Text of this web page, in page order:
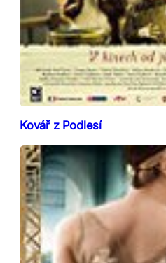
Kovář z Podlesí